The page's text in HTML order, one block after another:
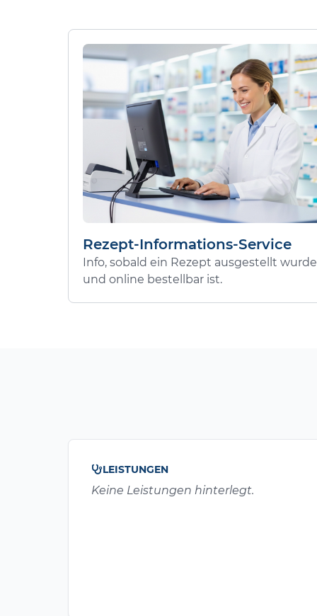
Rezept-Informations-Service
Info, sobald ein Rezept ausgestellt wurde
und online bestellbar ist.
LEISTUNGEN
Keine Leistungen hinterlegt.